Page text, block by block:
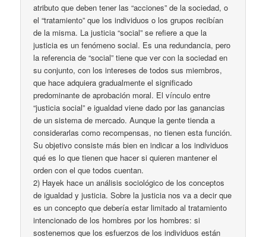
atributo que deben tener las “acciones” de la sociedad, o
el “tratamiento” que los individuos o los grupos recibían
de la misma. La justicia “social” se refiere a que la
justicia es un fenómeno social. Es una redundancia, pero
la referencia de “social” tiene que ver con la sociedad en
su conjunto, con los intereses de todos sus miembros,
que hace adquiera gradualmente el significado
predominante de aprobación moral. El vínculo entre
“justicia social” e igualdad viene dado por las ganancias
de un sistema de mercado. Aunque la gente tienda a
considerarlas como recompensas, no tienen esta función.
Su objetivo consiste más bien en indicar a los individuos
qué es lo que tienen que hacer si quieren mantener el
orden con el que todos cuentan.
2) Hayek hace un análisis sociológico de los conceptos
de igualdad y justicia. Sobre la justicia nos va a decir que
es un concepto que debería estar limitado al tratamiento
intencionado de los hombres por los hombres: si
sostenemos que los esfuerzos de los individuos están